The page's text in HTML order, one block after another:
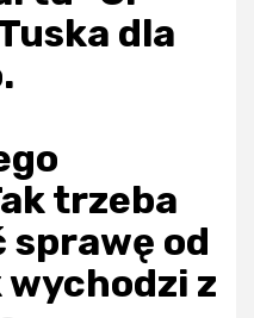
dla
trzeba
sprawę od
wychodzi z